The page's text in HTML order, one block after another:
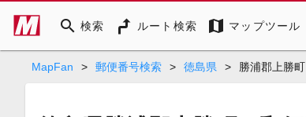
search 検索 ルート検索 map マップツール
MapFan > 郵便番号検索 > 徳島県 > 勝浦郡上勝町